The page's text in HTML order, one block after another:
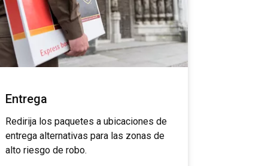
Entrega
Redirija los paquetes a ubicaciones de
entrega alternativas para las zonas de
alto riesgo de robo.